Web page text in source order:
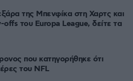
της Μπενφίκα στη Χαρτς και
του Europa League, δείτε τα
που κατηγορήθηκε ότι
του NFL